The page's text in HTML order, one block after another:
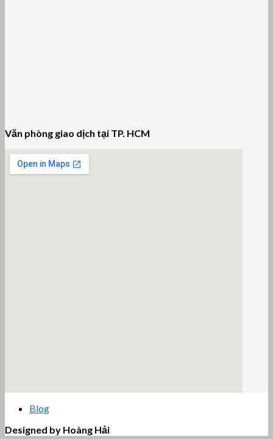
Văn phòng giao dịch tại TP. HCM
Blog
Designed by Hoàng Hải